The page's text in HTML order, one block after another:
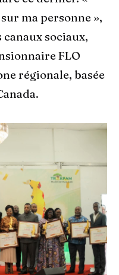
ma personne »,
canaux sociaux,
FLO
régionale, basée